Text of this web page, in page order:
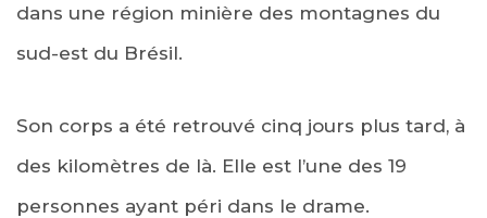
dans une région minière des montagnes du
sud-est du Brésil.
Son corps a été retrouvé cinq jours plus tard, à
des kilomètres de là. Elle est l’une des 19
personnes ayant péri dans le drame.